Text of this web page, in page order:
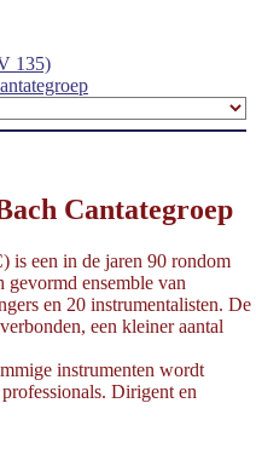
135)
Cantategroep
is een in de jaren 90 rondom
gevormd ensemble van
en 20 instrumentalisten. De
een kleiner aantal
instrumenten wordt
Dirigent en